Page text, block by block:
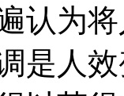
认为
是人